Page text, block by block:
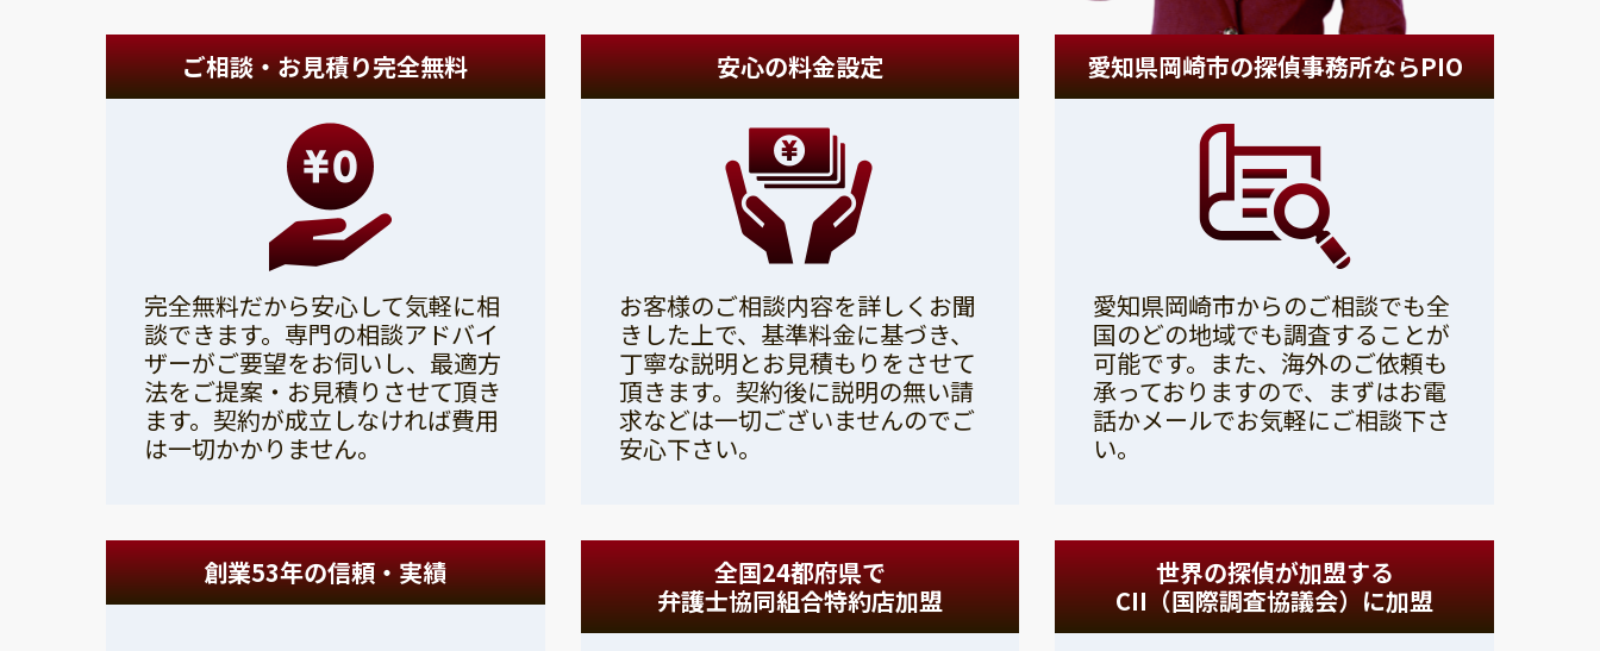
ご相談・お見積り完全無料
完全無料だから安心して気軽に相
談できます。専門の相談アドバイ
ザーがご要望をお伺いし、最適方
法をご提案・お見積りさせて頂き
ます。契約が成立しなければ費用
は一切かかりません。
安心の料金設定
お客様のご相談内容を詳しくお聞
きした上で、基準料金に基づき、
丁寧な説明とお見積もりをさせて
頂きます。契約後に説明の無い請
求などは一切ございませんのでご
安心下さい。
愛知県岡崎市の探偵事務所ならPIO
愛知県岡崎市からのご相談でも全
国のどの地域でも調査することが
可能です。また、海外のご依頼も
承っておりますので、まずはお電
話かメールでお気軽にご相談下さ
い。
創業53年の信頼・実績
全国24都府県で
弁護士協同組合特約店加盟
世界の探偵が加盟する
CII（国際調査協議会）に加盟